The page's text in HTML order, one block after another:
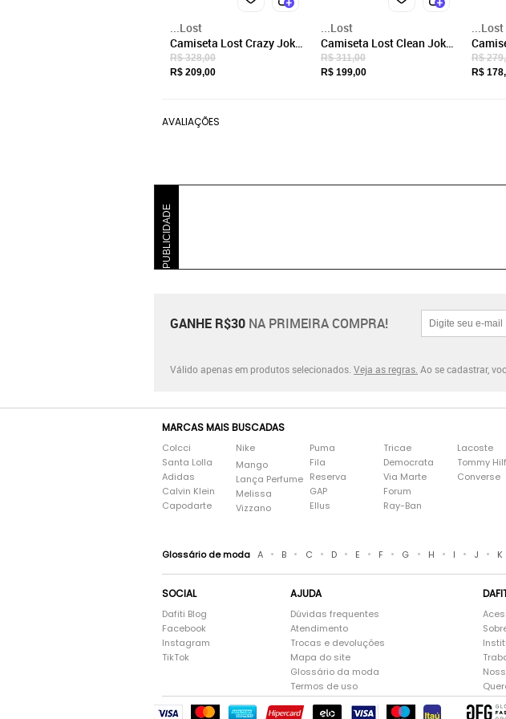
...Lost
Camiseta Lost Crazy Joker
WT25 Masculina Preto
R$ 328,00
R$ 209,00
...Lost
Camiseta Lost Clean Joker
WT25 Masculina Branco
R$ 311,00
R$ 199,00
...Lost
SM25
Figo
R$
R$
AVALIAÇÕES
PUBLICIDADE
GANHE R$30 NA PRIMEIRA COMPRA!
Válido apenas em produtos selecionados. Veja as regras. Ao se cadastrar,
MARCAS MAIS BUSCADAS
Colcci
Santa Lolla
Adidas
Calvin Klein
Capodarte
Nike
Mango
Lança Perfume
Melissa
Vizzano
Puma
Fila
Reserva
GAP
Ellus
Tricae
Democrata
Via Marte
Forum
Ray-Ban
Lacoste
Tommy
Converse
Glossário de moda A • B • C • D • E • F • G • H • I • J • K
SOCIAL
Dafiti Blog
Facebook
Instagram
TikTok
AJUDA
Dúvidas frequentes
Atendimento
Trocas e devoluções
Mapa do site
Glossário da moda
Termos de uso